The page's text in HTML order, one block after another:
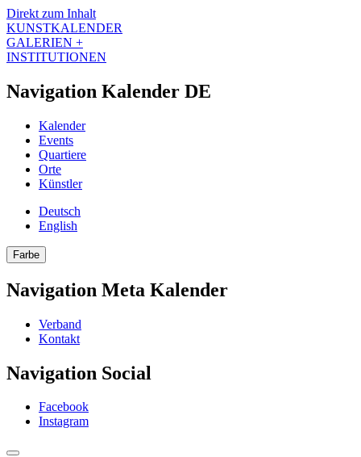
Direkt zum Inhalt
KUNSTKALENDER
GALERIEN +
INSTITUTIONEN
Navigation Kalender DE
Kalender
Events
Quartiere
Orte
Künstler
Deutsch
English
Farbe
Navigation Meta Kalender
Verband
Kontakt
Navigation Social
Facebook
Instagram